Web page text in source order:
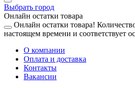
Выбрать город
Онлайн остатки товара
Онлайн остатки товара!
настоящем времени и соответствует
О компании
Оплата и доставка
Контакты
Вакансии